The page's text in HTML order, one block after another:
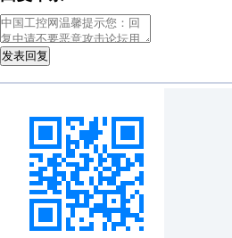
发表回复